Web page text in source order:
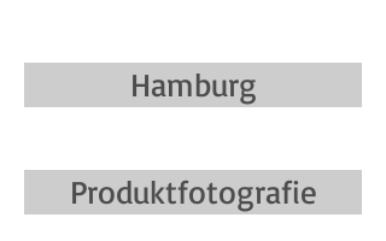
Hamburg
Produktfotografie